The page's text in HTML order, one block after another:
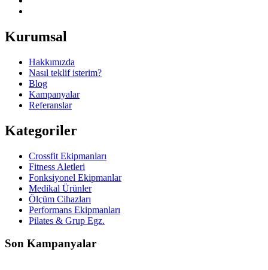
Kurumsal
Hakkımızda
Nasıl teklif isterim?
Blog
Kampanyalar
Referanslar
Kategoriler
Crossfit Ekipmanları
Fitness Aletleri
Fonksiyonel Ekipmanlar
Medikal Ürünler
Ölçüm Cihazları
Performans Ekipmanları
Pilates & Grup Egz.
Son Kampanyalar